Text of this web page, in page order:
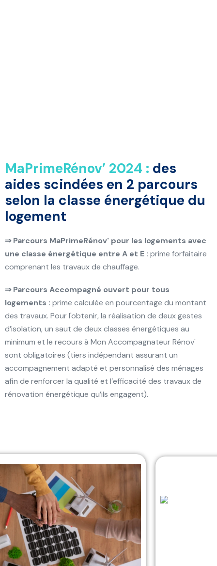
MaPrimeRénov’ 2024 : des
aides scindées en 2 parcours
selon la classe énergétique du
logement
⇒ Parcours MaPrimeRénov' pour les logements avec
une classe énergétique entre A et E : prime forfaitaire
comprenant les travaux de chauffage.
⇒ Parcours Accompagné ouvert pour tous
logements : prime calculée en pourcentage du montant
des travaux. Pour l'obtenir, la réalisation de deux gestes
d’isolation, un saut de deux classes énergétiques au
minimum et le recours à Mon Accompagnateur Rénov'
sont obligatoires (tiers indépendant assurant un
accompagnement adapté et personnalisé des ménages
afin de renforcer la qualité et l’efficacité des travaux de
rénovation énergétique qu’ils engagent).